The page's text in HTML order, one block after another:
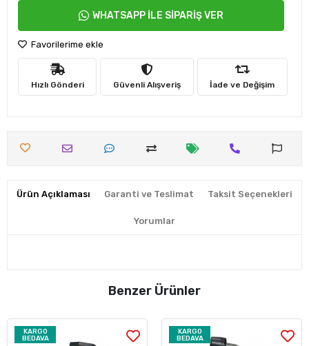
WHATSAPP İLE SİPARİŞ VER
Favorilerime ekle
Hızlı Gönderi Güvenli Alışveriş İade ve Değişim
Ürün Açıklaması Garanti ve Teslimat Taksit Seçenekleri
Yorumlar
Benzer Ürünler
KARGO
BEDAVA
KARGO
BEDAVA